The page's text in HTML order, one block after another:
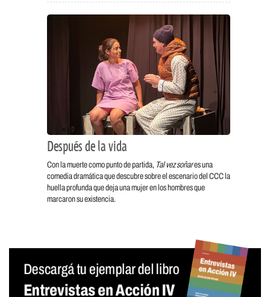
Después de la vida
Con la muerte como punto de partida, Tal vez soñares una
comedia dramática que descubre sobre el escenario del CCC la
huella profunda que deja una mujer en los hombres que
marcaron su existencia.